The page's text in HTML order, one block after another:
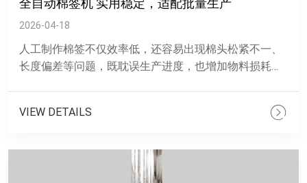
2026-04-18
人工制作棉签不仅效率低，还容易出现棉头松紧不一、
长度偏差等问题，既耽误生产进度，也增加物料损耗。
VIEW DETAILS